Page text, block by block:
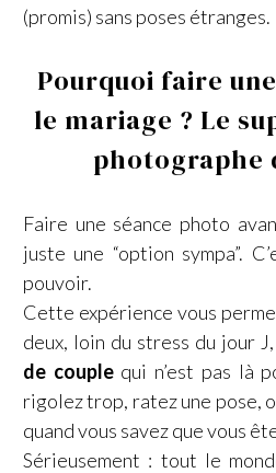
(promis) sans poses étranges.
Pourquoi faire
le mariage ? Le
photographe
Faire une séance photo
juste une “option sympa”.
pouvoir.
Cette expérience vous
deux, loin du stress du jour
de couplequi n’est pas là
rigolez trop, ratez une pose,
quand vous savez que vous
Sérieusement : tout le